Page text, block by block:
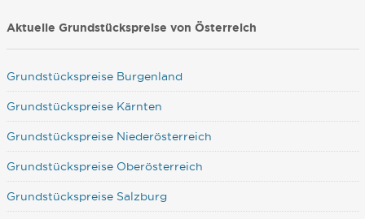
Aktuelle Grundstückspreise von Österreich
Grundstückspreise Burgenland
Grundstückspreise Kärnten
Grundstückspreise Niederösterreich
Grundstückspreise Oberösterreich
Grundstückspreise Salzburg